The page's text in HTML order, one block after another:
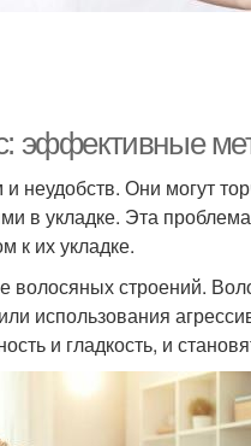
эффективные
Они могут
в укладке. Эта
к их укладке.
строений.
использования
и гладкость, и